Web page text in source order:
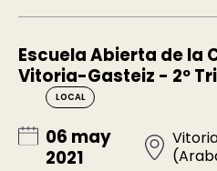
Escuela Abierta de la
Vitoria-Gasteiz - 2º
LOCAL
06 may
2021